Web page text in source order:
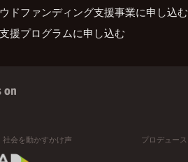
ドファンディング支援事業に申し込む
援プログラムに申し込む
on
社会を動かすかけ声 プロデュース